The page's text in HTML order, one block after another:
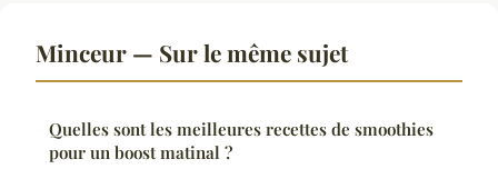
Minceur — Sur le même sujet
Quelles sont les meilleures recettes de smoothies
pour un boost matinal ?